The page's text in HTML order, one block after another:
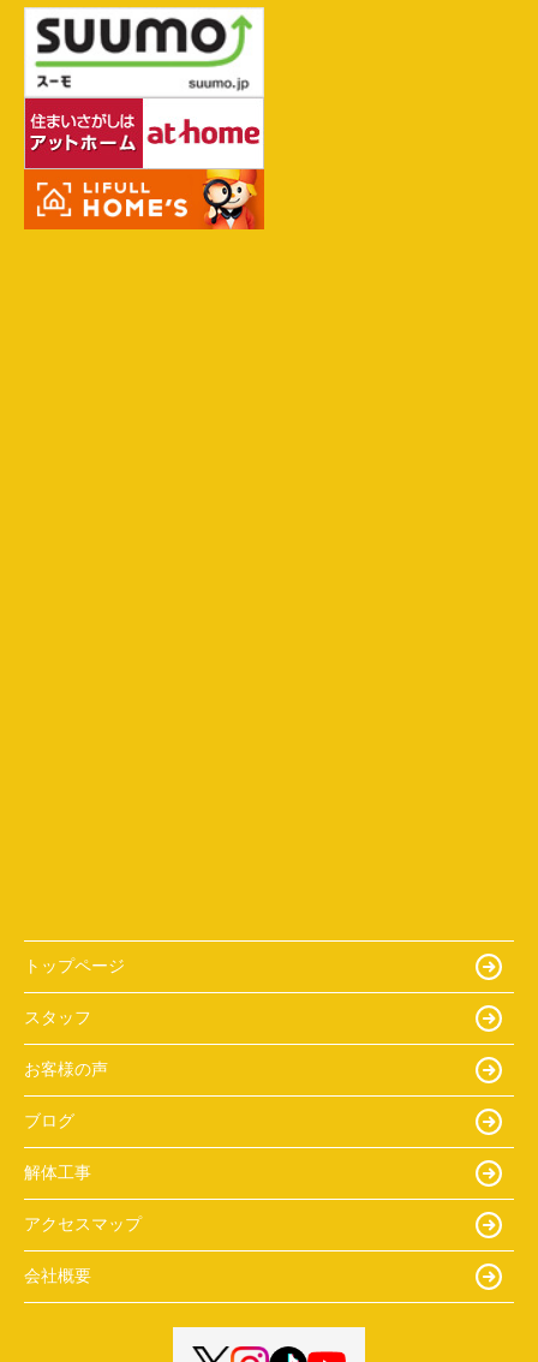
トップページ
スタッフ
お客様の声
ブログ
解体工事
アクセスマップ
会社概要